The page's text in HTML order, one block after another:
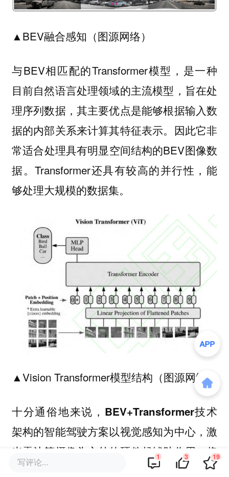
▲BEV融合感知（图源网络）
与BEV相匹配的Transformer模型，是一种
目前自然语言处理领域的主流模型，旨在处
理序列数据，其主要优点是能够根据输入数
据的内部关系来计算其特征表示。因此它非
常适合处理具有明显空间结构的BEV图像数
据。Transformer还具有较高的并行性，能
够处理大规模的数据集。
▲Vision Transformer模型结构（图源网络）
十分通俗地来说，BEV+Transformer技术
架构的智能驾驶方案以视觉感知为中心，激
光雷达等摄像头之外的硬件起辅助作用，将
摄像头和其他硬件采集的数据统一到一个空
写评论... 1 3 19